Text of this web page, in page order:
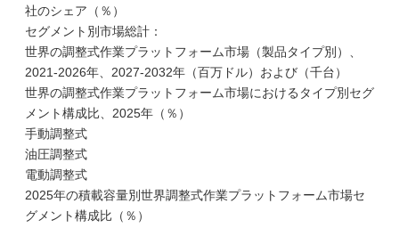
社のシェア（％）
セグメント別市場総計：
世界の調整式作業プラットフォーム市場（製品タイプ別）、
2021-2026年、2027-2032年（百万ドル）および（千台）
世界の調整式作業プラットフォーム市場におけるタイプ別セグ
メント構成比、2025年（％）
手動調整式
油圧調整式
電動調整式
2025年の積載容量別世界調整式作業プラットフォーム市場セ
グメント構成比（％）